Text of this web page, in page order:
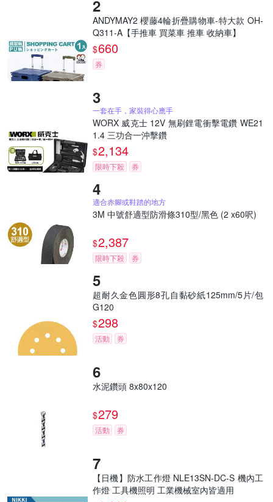
ANDYMAY2 櫻藤4輪折疊購物車-特大款 OH-
Q311-A【手推車 買菜車 推車 收納車】
$660
券
一套在手，家裝得心應手
WORX 威克士 12V 無刷鋰電衝擊電鑽 WE21
1.4 三功合一沖擊鑽
$2,134
限時下殺 券
適合赤腳或鞋踏的地方
3M 中號舒適型防滑條310型/黑色 (2 x60呎)
$2,387
限時下殺 券
超耐久金色圓形8孔自黏砂紙125mm/5片/包
G120
$298
活動 券
水泥鑽頭 8x80x120
$279
活動 券
【日機】防水工作燈 NLE13SN-DC-S 機內工
作燈 工具機照明 工業機械室內皆適用